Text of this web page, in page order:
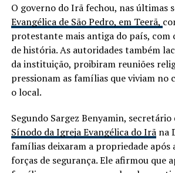
O governo do Irã fechou, nas últimas
Evangélica de São Pedro, em Teerã,
protestante mais antiga do país, com
de história. As autoridades também
da instituição, proibiram reuniões
pressionam as famílias que viviam no
o local.
Segundo Sargez Benyamin,
Sínodo da Igreja Evangélica do Irãna
famílias deixaram a propriedade após
forças de segurança. Ele afirmou que